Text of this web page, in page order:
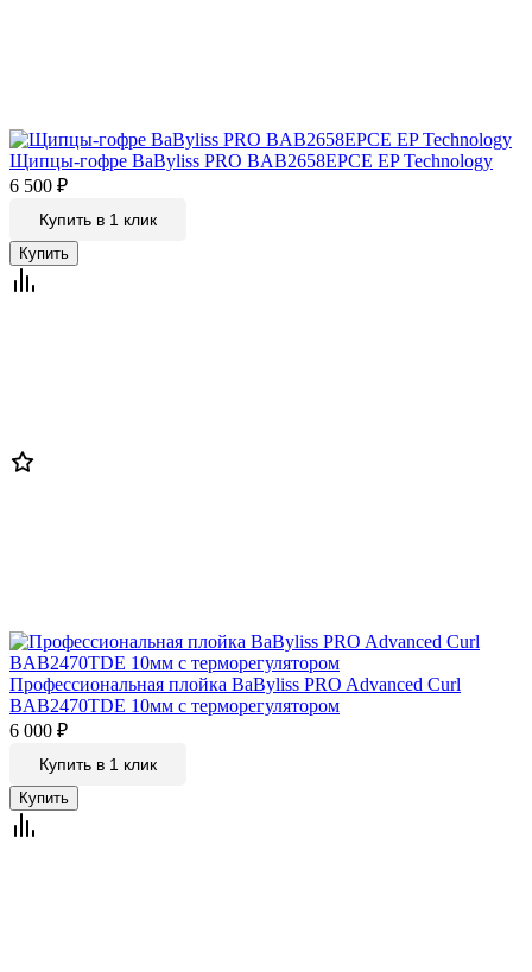
Щипцы-гофре BaByliss PRO BAB2658EPCE EP Technology
6 500 ₽
Купить в 1 клик
Профессиональная плойка BaByliss PRO Advanced Curl
BAB2470TDE 10мм c терморегулятором
6 000 ₽
Купить в 1 клик